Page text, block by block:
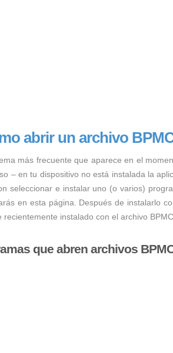
abrir un archivo
más frecuente que aparece en el
– en tu dispositivo no está instalada la
seleccionar e instalar uno (o varios)
en esta página. Después de instalarlo
recientemente instalado con el archivo
que abren archivos